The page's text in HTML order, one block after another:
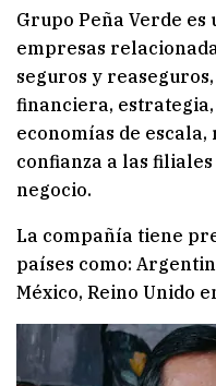
Grupo Peña Verde
empresas
seguros y
financiera,
economías de
confianza a las
negocio.
La compañía tiene
países como:
México, Reino Unido